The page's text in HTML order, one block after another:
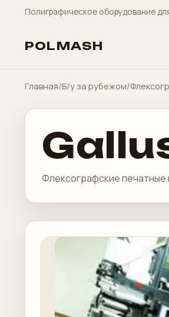
Полиграфическое оборудование
POLMASH
Главная/Б/у за рубежом/
Флексографские печатные